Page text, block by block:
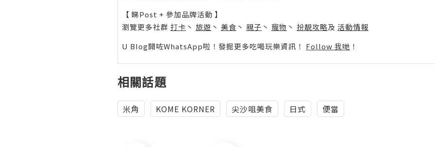
【 睇Post + 參加品牌活動 】
瀏覽更多社群 打卡 丶 旅遊 丶 美食 丶 親子 丶 寵物 丶 扮靚攻略及 活動情報
U Blog開咗WhatsApp啦！發掘更多吃喝玩樂資訊！ Follow 我哋 ！
相關話題
米角 KOME KORNER 尖沙咀美食 日式 便當